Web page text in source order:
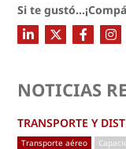
Si te
NOTICIAS
TRANSPORTE Y
Transporte aéreo